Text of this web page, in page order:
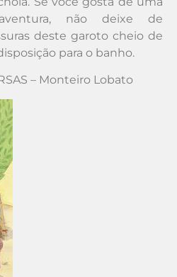
não deixe de
deste garoto cheio de
para o banho.
– Monteiro Lobato